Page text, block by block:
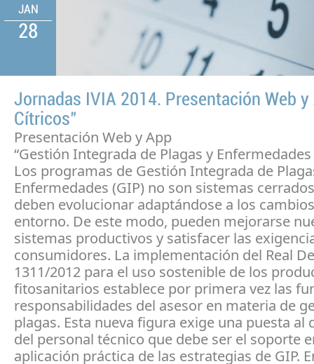
JAN
28
Jornadas IVIA 2014. Presentación Web y
Cítricos"
Presentación Web y App
“Gestión Integrada de Plagas y
Los programas de Gestión Integrada de
Enfermedades (GIP) no son sistemas
deben evolucionar adaptándose a los
entorno. De este modo, pueden mejorarse
sistemas productivos y satisfacer las
consumidores. La implementación del Real
1311/2012 para el uso sostenible de los
fitosanitarios establece por primera vez las
responsabilidades del asesor en materia de
plagas. Esta nueva figura exige una puesta al
del personal técnico que debe ser el soporte
aplicación práctica de las estrategias de GIP.